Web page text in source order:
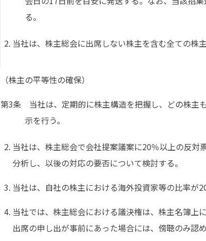
る。
当社は、株主総会に出席しない株主を含む全ての株
（株主の平等性の確保）
第3条 当社は、定期的に株主構造を把握し、どの株主
示を行う。
当社は、株主総会で会社提案議案に20％以上の反対
分析し、以後の対応の要否について検討する。
当社は、自社の株主における海外投資家等の比率が
当社では、株主総会における議決権は、株主名簿上
出席の申し出が事前にあった場合には、傍聴のみ認